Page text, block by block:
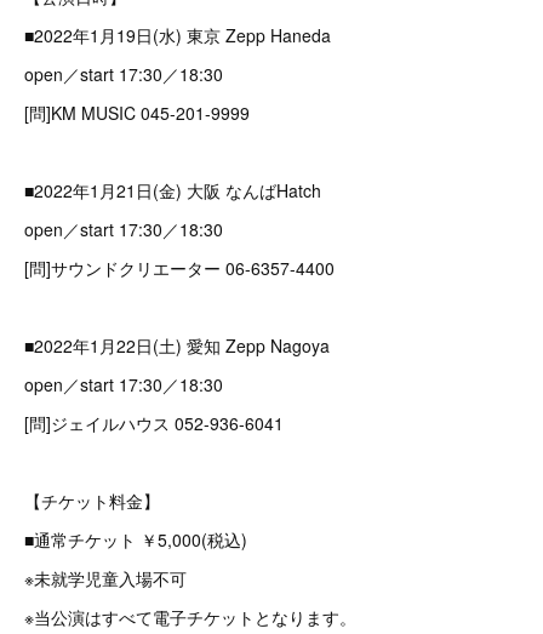
■2022年1月19日(水) 東京 Zepp Haneda
open／start 17:30／18:30
[問]KM MUSIC 045-201-9999
■2022年1月21日(金) 大阪 なんばHatch
open／start 17:30／18:30
[問]サウンドクリエーター 06-6357-4400
■2022年1月22日(土) 愛知 Zepp Nagoya
open／start 17:30／18:30
[問]ジェイルハウス 052-936-6041
【チケット料金】
■通常チケット ￥5,000(税込)
※未就学児童入場不可
※当公演はすべて電子チケットとなります。